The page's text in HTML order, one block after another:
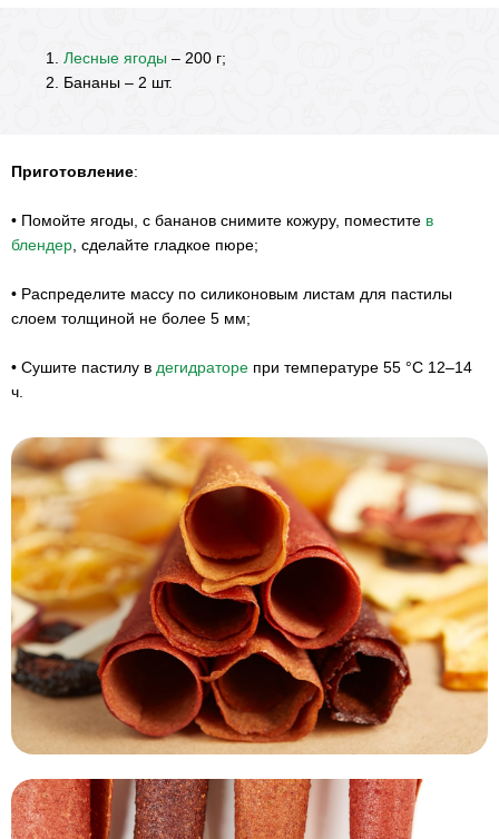
Лесные ягоды – 200 г;
Бананы – 2 шт.
Приготовление:
• Помойте ягоды, с бананов снимите кожуру, поместите в
блендер , сделайте гладкое пюре;
• Распределите массу по силиконовым листам для пастилы
слоем толщиной не более 5 мм;
• Сушите пастилу в дегидраторе при температуре 55 °С 12–14
ч.